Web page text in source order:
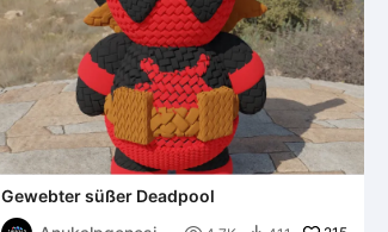
Gewebter süßer Deadpool